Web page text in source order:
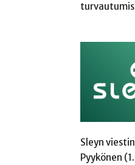
Sleyn
Pyykönen